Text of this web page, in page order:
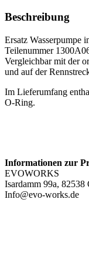
Beschreibung
Ersatz
Teilenummer
Vergleichbar mit der
und auf der
Im Lieferumfang
O-Ring.
Informationen zur
EVOWORKS
Isardamm 99a, 82538
Info@evo-works.de